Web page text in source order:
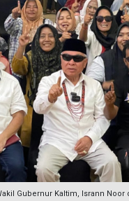
Gubernur Kaltim, Isrann